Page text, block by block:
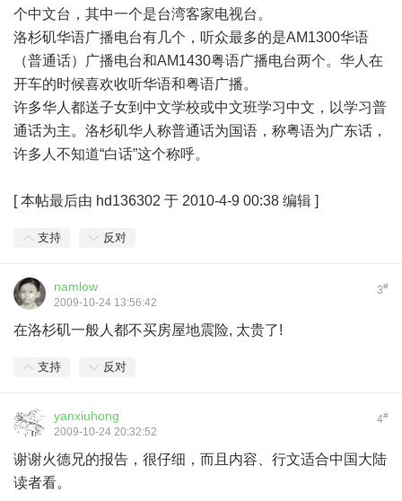
个中文台，其中一个是台湾客家电视台。
洛杉矶华语广播电台有几个，听众最多的是AM1300华语
（普通话）广播电台和AM1430粤语广播电台两个。华人在
开车的时候喜欢收听华语和粤语广播。
许多华人都送子女到中文学校或中文班学习中文，以学习普
通话为主。洛杉矶华人称普通话为国语，称粤语为广东话，
许多人不知道“白话”这个称呼。
本帖最后由 hd136302 于 2010-4-9 00:38 编辑
支持 反对
3#
namlow
2009-10-24 13:56:42
在洛杉矶一般人都不买房屋地震险, 太贵了!
支持 反对
4#
yanxiuhong
2009-10-24 20:32:52
谢谢火德兄的报告，很仔细，而且内容、行文适合中国大陆
读者看。